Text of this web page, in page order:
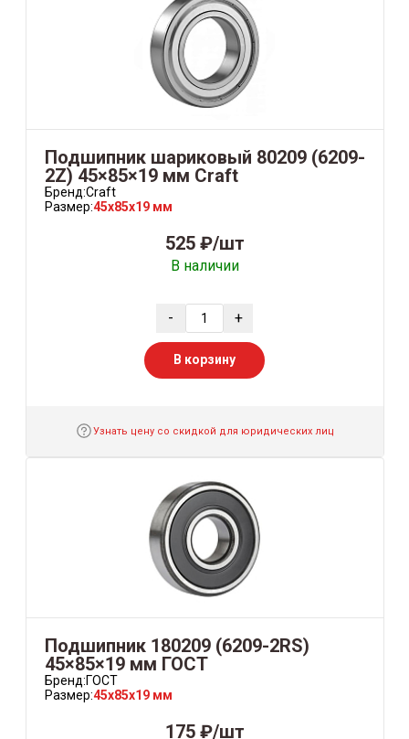
Подшипник шариковый 80209 (6209-
2Z) 45×85×19 мм Craft
Бренд:Craft
Размер:45x85x19 мм
525 ₽/шт
В наличии
- +
В корзину
Узнать цену со скидкой для юридических лиц
Подшипник 180209 (6209-2RS)
45×85×19 мм ГОСТ
Бренд:ГОСТ
Размер:45x85x19 мм
175 ₽/шт